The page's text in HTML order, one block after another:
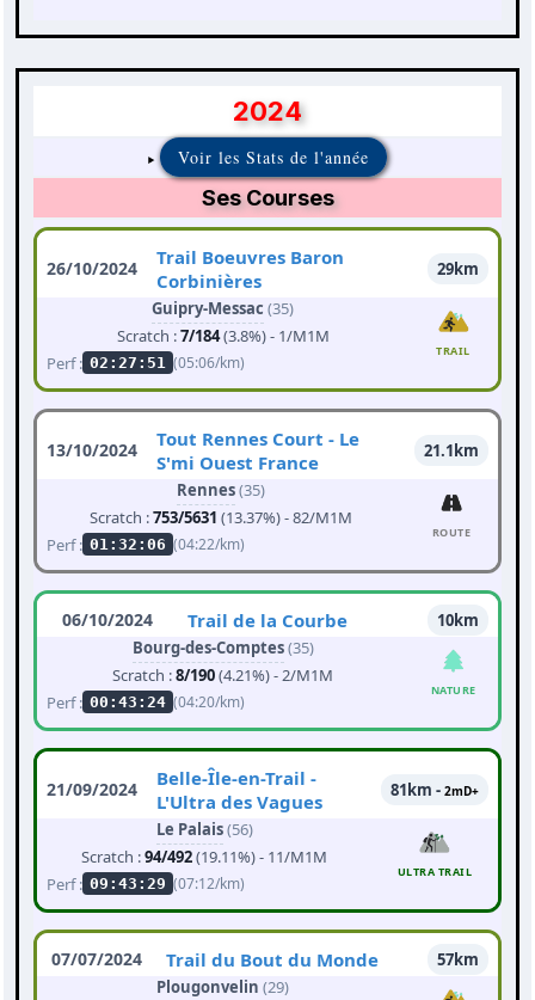
2024
Voir les Stats de l'année
Ses Courses
26/10/2024
Trail Boeuvres Baron
Corbinières
29km
Guipry-Messac (35)
Scratch :7/184(3.8%) - 1/M1M
Perf : 02:27:51 (05:06/km)
TRAIL
13/10/2024
Tout Rennes Court - Le
S'mi Ouest France
21.1km
Rennes(35)
Scratch :753/5631 (13.37%) - 82/M1M
Perf : 01:32:06 (04:22/km)
ROUTE
06/10/2024 Trail de la Courbe
10km
Bourg-des-Comptes(35)
Scratch :8/190(4.21%) - 2/M1M
Perf : 00:43:24 (04:20/km)
NATURE
21/09/2024
Belle-Île-en-Trail -
L'Ultra des Vagues
81km - 2mD+
Le Palais(56)
Scratch :94/492(19.11%) - 11/M1M
Perf : 09:43:29 (07:12/km)
ULTRA TRAIL
07/07/2024 Trail du Bout du Monde
57km
Plougonvelin (29)